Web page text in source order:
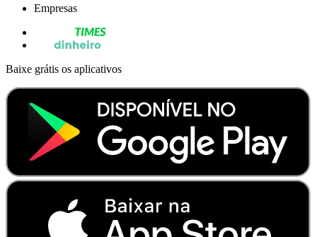
Empresas
Baixe grátis os aplicativos